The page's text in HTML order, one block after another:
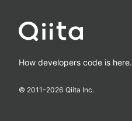
How developers code is here.
© 2011-2026 Qiita Inc.